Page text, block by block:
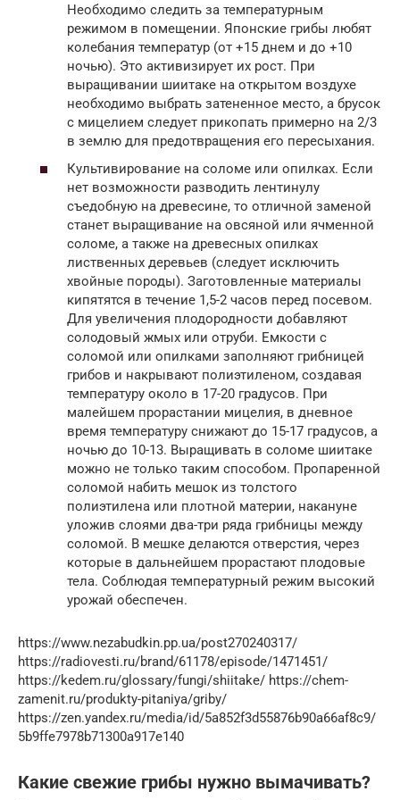
Необходимо следить за температурным
режимом в помещении. Японские грибы любят
колебания температур (от +15 днем и до +10
ночью). Это активизирует их рост. При
выращивании шиитаке на открытом воздухе
необходимо выбрать затененное место, а брусок
с мицелием следует прикопать примерно на 2/3
в землю для предотвращения его пересыхания.
Культивирование на соломе или опилках. Если
нет возможности разводить лентинулу
съедобную на древесине, то отличной заменой
станет выращивание на овсяной или ячменной
соломе, а также на древесных опилках
лиственных деревьев (следует исключить
хвойные породы). Заготовленные материалы
кипятятся в течение 1,5-2 часов перед посевом.
Для увеличения плодородности добавляют
солодовый жмых или отруби. Емкости с
соломой или опилками заполняют грибницей
грибов и накрывают полиэтиленом, создавая
температуру около в 17-20 градусов. При
малейшем прорастании мицелия, в дневное
время температуру снижают до 15-17 градусов, а
ночью до 10-13. Выращивать в соломе шиитаке
можно не только таким способом. Пропаренной
соломой набить мешок из толстого
полиэтилена или плотной материи, накануне
уложив слоями два-три ряда грибницы между
соломой. В мешке делаются отверстия, через
которые в дальнейшем прорастают плодовые
тела. Соблюдая температурный режим высокий
урожай обеспечен.
https://www.nezabudkin.pp.ua/post270240317/
https://radiovesti.ru/brand/61178/episode/1471451/
https://kedem.ru/glossary/fungi/shiitake/ https://chem-
zamenit.ru/produkty-pitaniya/griby/
https://zen.yandex.ru/media/id/5a852f3d55876b90a66af8c9/
5b9ffe7978b71300a917e140
Какие свежие грибы нужно вымачивать?